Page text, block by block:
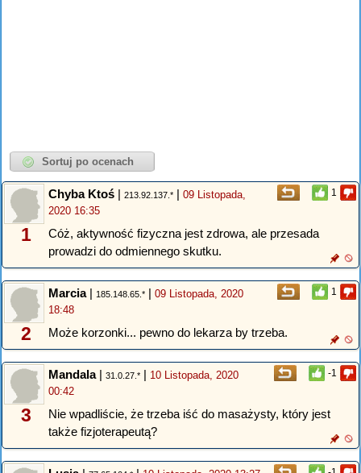
1
1
Chyba Ktoś | 213.92.137.* | 09 Listopada,
2020 16:35
Cóż, aktywność fizyczna jest zdrowa, ale przesada
prowadzi do odmiennego skutku.
1
2
Marcia| 185.148.65.* | 09 Listopada, 2020
18:48
Może korzonki... pewno do lekarza by trzeba.
-1
3
Mandala| 31.0.27.* | 10 Listopada, 2020
00:42
Nie wpadliście, że trzeba iść do masażysty, który jest
także fizjoterapeutą?